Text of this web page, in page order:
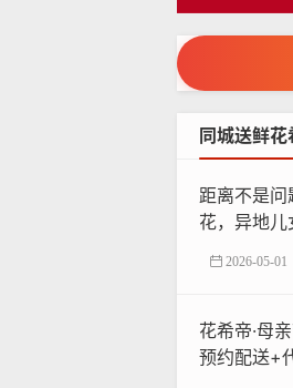
同城送鲜花
距离不是
花，异地
2026-05-01
花希帝·母
预约配送+